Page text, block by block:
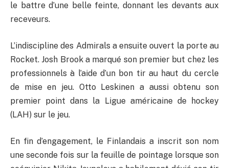
le battre d’une belle feinte, donnant les devants aux
receveurs.
L’indiscipline des Admirals a ensuite ouvert la porte au
Rocket. Josh Brook a marqué son premier but chez les
professionnels à l’aide d’un bon tir au haut du cercle
de mise en jeu. Otto Leskinen a aussi obtenu son
premier point dans la Ligue américaine de hockey
(LAH) sur le jeu.
En fin d’engagement, le Finlandais a inscrit son nom
une seconde fois sur la feuille de pointage lorsque son